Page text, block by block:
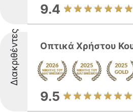
9.4
Διακριθέντες Οπτικά Χρήστου
9.5